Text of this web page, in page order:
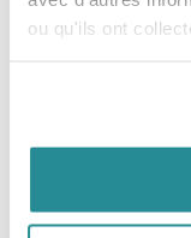
ou qu'ils ont
CB, VISA,